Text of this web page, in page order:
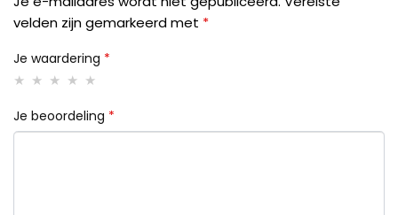
velden zijn gemarkeerd met *
Je waardering *
Je beoordeling *